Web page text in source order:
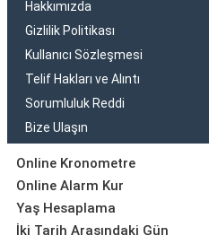
Hakkımızda
Gizlilik Politikası
Kullanıcı Sözleşmesi
Telif Hakları ve Alıntı
Sorumluluk Reddi
Bize Ulaşın
Online Kronometre
Online Alarm Kur
Yaş Hesaplama
İki Tarih Arasındaki Gün